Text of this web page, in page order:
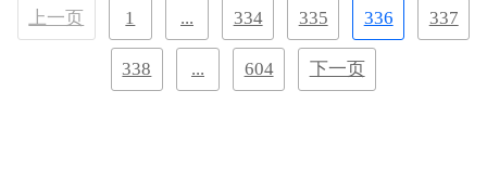
上一页 1 ... 334 335 336 337
338 ... 604 下一页